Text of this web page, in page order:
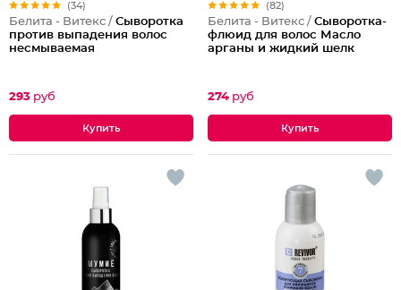
(34)
Белита - Витекс / Сыворотка
против выпадения волос
несмываемая
293 руб
(82)
Белита - Витекс / Сыворотка-
флюид для волос Масло
арганы и жидкий шелк
274 руб